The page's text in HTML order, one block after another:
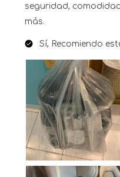
seguridad,
más.
Sí, Recomiendo